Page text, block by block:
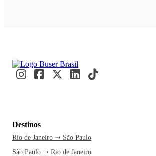
Destinos
Rio de Janeiro ➝ São Paulo
São Paulo ➝ Rio de Janeiro